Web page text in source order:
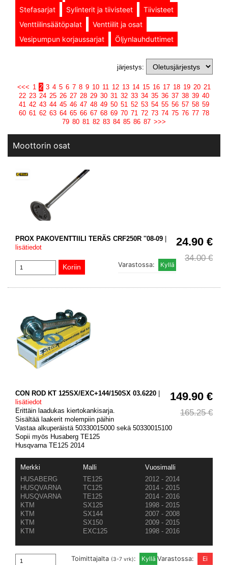
Stefasarjat
Sylinterit ja tiivisteet
Tiivisteet
Venttiilinsäätöpalat
Venttiilit ja osat
Vesipumpun korjaussarjat
Öljynlauhduttimet
järjestys:
<<< 1 2 3 4 5 6 7 8 9 10 11 12 13 14 15 16 17 18 19 20 21
22 23 24 25 26 27 28 29 30 31 32 33 34 35 36 37 38 39 40
41 42 43 44 45 46 47 48 49 50 51 52 53 54 55 56 57 58 59
60 61 62 63 64 65 66 67 68 69 70 71 72 73 74 75 76 77 78
79 80 81 82 83 84 85 86 87 >>>
Moottorin osat
24.90 €
34.00 €
PROX PAKOVENTTIILI TERÄS CRF250R ''08-09
lisätiedot
Varastossa:
149.90 €
165.25 €
CON ROD KT 125SX/EXC+144/150SX 03.6220 |
lisätiedot
Erittäin laadukas kiertokankisarja.
Sisältää laakerit molempiin päihin
Vastaa alkuperäistä 50330015000 sekä 50330015100
Sopii myös Husaberg TE125
Husqvarna TE125 2014
Merkki Malli
Vuosimalli
HUSABERG
TE125
2012 - 2014
HUSQVARNA
TC125
2014 - 2015
HUSQVARNA
TE125
2014 - 2016
KTM
SX125
1998 - 2015
KTM
SX144
2007 - 2008
KTM
SX150
2009 - 2015
KTM
EXC125 1998 - 2016
Varastossa:
Toimittajalta (3-7 vrk):